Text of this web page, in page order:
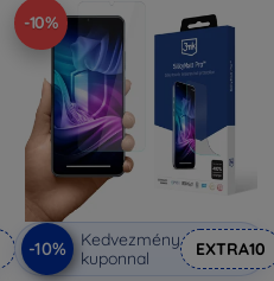
-10%
-10%
Kedvezmény
kuponnal
EXTRA10